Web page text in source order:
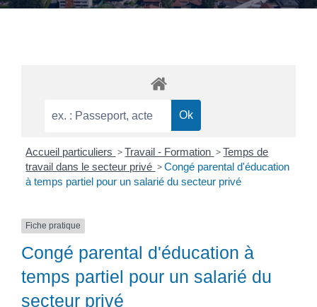
Accueil particuliers > Travail - Formation > Temps de
travail dans le secteur privé > Congé parental d'éducation
à temps partiel pour un salarié du secteur privé
Fiche pratique
Congé parental d'éducation à
temps partiel pour un salarié du
secteur privé